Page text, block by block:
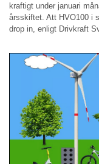
kraftigt under januari
årsskiftet. Att HVO100 i
drop in, enligt Drivkraft